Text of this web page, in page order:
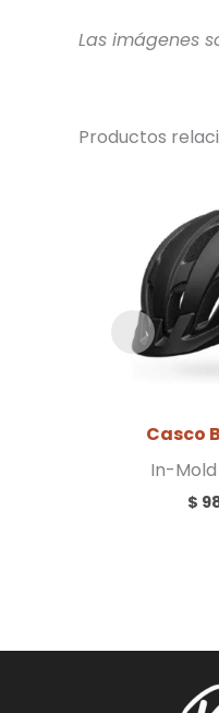
Las imágenes
Productos
Casco
In-
$